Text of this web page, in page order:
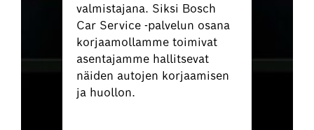
valmistajana. Siksi Bosch
Car Service -palvelun osana
korjaamollamme toimivat
asentajamme hallitsevat
näiden autojen korjaamisen
ja huollon.